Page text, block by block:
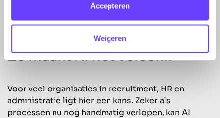
Accepteren
Weigeren
Zo maakt AI het verschil
Voor veel organisaties in recruitment, HR en
administratie ligt hier een kans. Zeker als
processen nu nog handmatig verlopen, kan AI